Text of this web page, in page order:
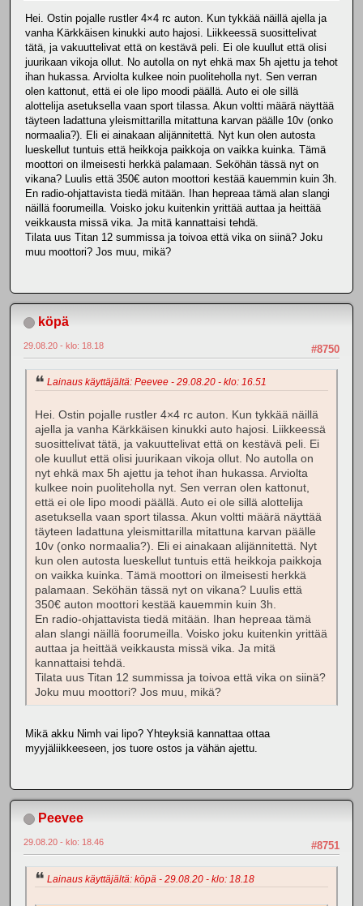
Hei. Ostin pojalle rustler 4×4 rc auton. Kun tykkää näillä ajella ja
vanha Kärkkäisen kinukki auto hajosi. Liikkeessä suosittelivat
tätä, ja vakuuttelivat että on kestävä peli. Ei ole kuullut että olisi
juurikaan vikoja ollut. No autolla on nyt ehkä max 5h ajettu ja tehot
ihan hukassa. Arviolta kulkee noin puoliteholla nyt. Sen verran
olen kattonut, että ei ole lipo moodi päällä. Auto ei ole sillä
alottelija asetuksella vaan sport tilassa. Akun voltti määrä näyttää
täyteen ladattuna yleismittarilla mitattuna karvan päälle 10v (onko
normaalia?). Eli ei ainakaan alijännitettä. Nyt kun olen autosta
lueskellut tuntuis että heikkoja paikkoja on vaikka kuinka. Tämä
moottori on ilmeisesti herkkä palamaan. Seköhän tässä nyt on
vikana? Luulis että 350€ auton moottori kestää kauemmin kuin 3h.
En radio-ohjattavista tiedä mitään. Ihan hepreaa tämä alan slangi
näillä foorumeilla. Voisko joku kuitenkin yrittää auttaa ja heittää
veikkausta missä vika. Ja mitä kannattaisi tehdä.
Tilata uus Titan 12 summissa ja toivoa että vika on siinä? Joku
muu moottori? Jos muu, mikä?
köpä
#8750
29.08.20 - klo: 18.18
Lainaus käyttäjältä: Peevee - 29.08.20 - klo: 16.51
Hei. Ostin pojalle rustler 4×4 rc auton. Kun tykkää näillä
ajella ja vanha Kärkkäisen kinukki auto hajosi. Liikkeessä
suosittelivat tätä, ja vakuuttelivat että on kestävä peli. Ei
ole kuullut että olisi juurikaan vikoja ollut. No autolla on
nyt ehkä max 5h ajettu ja tehot ihan hukassa. Arviolta
kulkee noin puoliteholla nyt. Sen verran olen kattonut,
että ei ole lipo moodi päällä. Auto ei ole sillä alottelija
asetuksella vaan sport tilassa. Akun voltti määrä näyttää
täyteen ladattuna yleismittarilla mitattuna karvan päälle
10v (onko normaalia?). Eli ei ainakaan alijännitettä. Nyt
kun olen autosta lueskellut tuntuis että heikkoja paikkoja
on vaikka kuinka. Tämä moottori on ilmeisesti herkkä
palamaan. Seköhän tässä nyt on vikana? Luulis että
350€ auton moottori kestää kauemmin kuin 3h.
En radio-ohjattavista tiedä mitään. Ihan hepreaa tämä
alan slangi näillä foorumeilla. Voisko joku kuitenkin yrittää
auttaa ja heittää veikkausta missä vika. Ja mitä
kannattaisi tehdä.
Tilata uus Titan 12 summissa ja toivoa että vika on siinä?
Joku muu moottori? Jos muu, mikä?
Mikä akku Nimh vai lipo? Yhteyksiä kannattaa ottaa
myyjäliikkeeseen, jos tuore ostos ja vähän ajettu.
Peevee
#8751
29.08.20 - klo: 18.46
Lainaus käyttäjältä: köpä - 29.08.20 - klo: 18.18